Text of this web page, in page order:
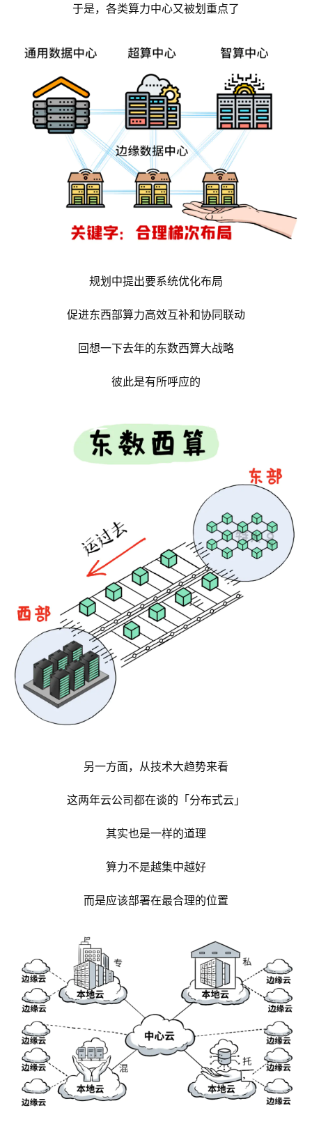
于是，各类算力中心又被划重点了
规划中提出要系统优化布局
促进东西部算力高效互补和协同联动
回想一下去年的东数西算大战略
彼此是有所呼应的
另一方面，从技术大趋势来看
这两年云公司都在谈的「分布式云」
其实也是一样的道理
算力不是越集中越好
而是应该部署在最合理的位置